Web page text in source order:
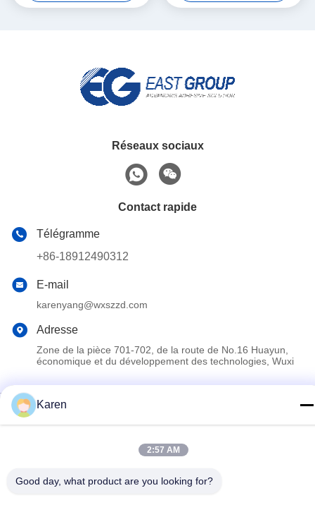
stratification plate
Réseaux sociaux
Contact rapide
Télégramme
+86-18912490312
E-mail
karenyang@wxszzd.com
Adresse
Zone de la pièce 701-702, de la route de No.16 Huayun,
économique et du développement des technologies, Wuxi
La Chine est bonne. Qualité Colle chaude de fonte de PUR
Fournisseur. Copyright © 2022-2026 Wuxi East Group Trading
Karen
2:57 AM
Good day, what product are you looking for?